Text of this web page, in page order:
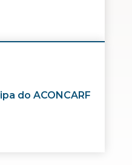
do ACONCARF